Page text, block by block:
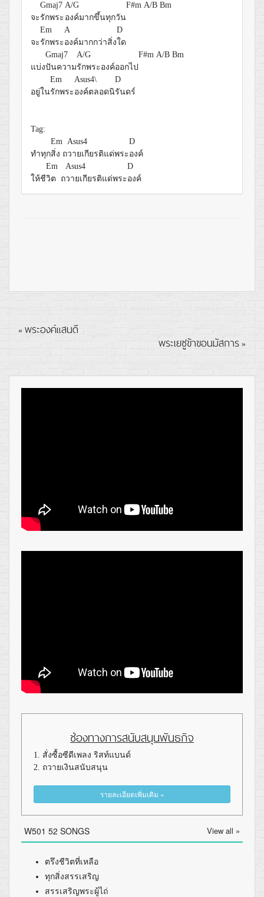
Gmaj7 A/G F#m A/B Bm
จะรักพระ องค์มากขึ้นทุกวัน
Em
A
D
จะรักพระองค์มากกว่าสิ่งใด
Gmaj7
A/G F#m A/B Bm
แบ่งปันความรักพระองค์ออกไป
Em
Asus4\
D
อยู่ในรักพระองค์ตลอดนิรันดร์
Tag:
Em Asus4
D
ทำทุกสิ่ง ถวายเกียรติแด่พระองค์
Em
Asus4
D
ให้ชีวิต ถวายเกียรติแด่พระองค์
« พระองค์แสนดี
พระเยซูข้าขอนมัสการ »
ช่องทางการสนับสนุนพันธกิจ
1. สั่งซื้อซีดีเพลง ริสท์แบนด์
2. ถวายเงินสนับสนุน
รายละเอียดเพิ่มเติม »
W501 52 SONGS View all »
ตรึงชีวิตที่เหลือ
ทุกสิ่งสรรเสริญ
สรรเสริญพระผู้ไถ่